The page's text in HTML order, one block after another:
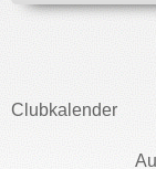
Clubkalender